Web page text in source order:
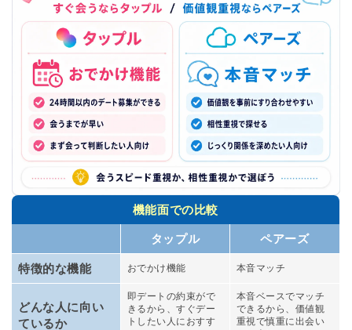
機能面での比較
タップル ペアーズ
特徴的な機能 おでかけ機能 本音マッチ
どんな人に向い
ているか
即デートの約束がで
きるから、すぐデー
トしたい人におすす
本音ベースでマッチ
できるから、 価値観
重視で慎重に出会い